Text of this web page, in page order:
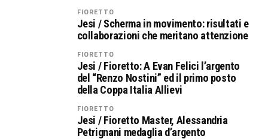
FIORETTO
Jesi / Scherma in movimento: risultati e
collaborazioni che meritano attenzione
FIORETTO
Jesi / Fioretto: A Evan Felici l’argento
del “Renzo Nostini” ed il primo posto
della Coppa Italia Allievi
FIORETTO
Jesi / Fioretto Master, Alessandria
Petrignani medaglia d’argento